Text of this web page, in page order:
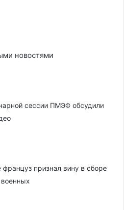
новостями
сессии ПМЭФ обсудили
признал вину в сборе